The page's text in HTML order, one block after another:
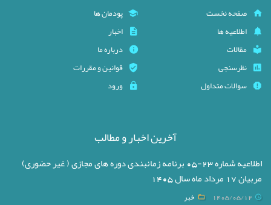
صفحه نخست
پودمان ها
اطلاعیه ها
اخبار
مقالات
درباره ما
نظرسنجی
قوانین و مقررات
سوالات متداول
ورود
آخرین اخبار و مطالب
اطلاعیه شماره 23-05 برنامه زمانبندی دوره های مجازی ( غیر حضوری)
مربیان 17 مرداد ماه سال 1405
1405/05/12 خبر